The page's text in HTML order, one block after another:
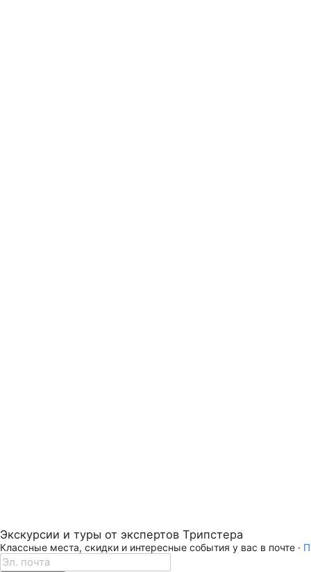
Экскурсии и туры от экспертов Трипстера
Классные места, скидки и интересные события у вас в почте ·